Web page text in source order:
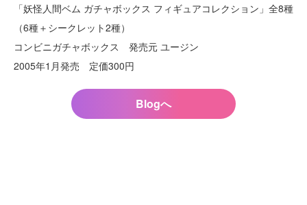
「妖怪人間ベム ガチャボックス フィギュアコレクション」全8種
（6種＋シークレット2種）
コンビニガチャボックス 発売元 ユージン
2005年1月発売 定価300円
Blogへ